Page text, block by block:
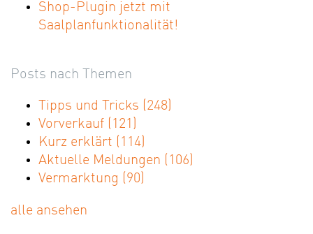
Shop-Plugin jetzt mit
Saalplanfunktionalität!
Posts nach Themen
Tipps und Tricks (248)
Vorverkauf (121)
Kurz erklärt (114)
Aktuelle Meldungen (106)
Vermarktung (90)
alle ansehen